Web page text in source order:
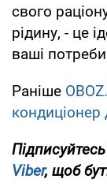
свого
рідину, - це
ваші
Раніше
Viber, щоб